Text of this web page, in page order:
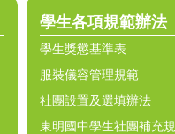
學生各項規範辦法
學生獎懲基準表
服裝儀容管理規範
社團設置及選填辦法
東明國中學生社團補充規